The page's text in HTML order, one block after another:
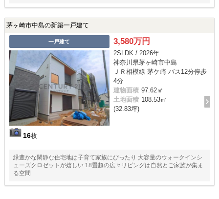
茅ヶ崎市中島の新築一戸建て
一戸建て
16枚
3,580万円
2SLDK / 2026年
神奈川県茅ヶ崎市中島
ＪＲ相模線 茅ケ崎 バス12分停歩
4分
建物面積 97.62㎡
土地面積 108.53㎡
(32.83坪)
緑豊かな閑静な住宅地は子育て家族にぴったり 大容量のウォークインシ
ューズクロゼットが嬉しい 18畳超の広々リビングは自然とご家族が集ま
る空間